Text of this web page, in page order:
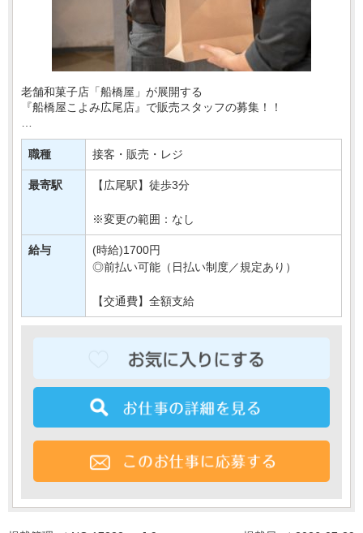
老舗和菓子店「船橋屋」が展開する
『船橋屋こよみ広尾店』で販売スタッフの募集！！
伝統のくず餅をはじめ、和の素材を活かした
創作スイーツを取り扱う人気店です＊
落ち着いた雰囲気の路面店で、
職種 接客・販売・レジ
最寄駅 【広尾駅】徒歩3分
※変更の範囲：なし
給与
(時給)1700円
◎前払い可能（日払い制度／規定あり）
【交通費】全額支給